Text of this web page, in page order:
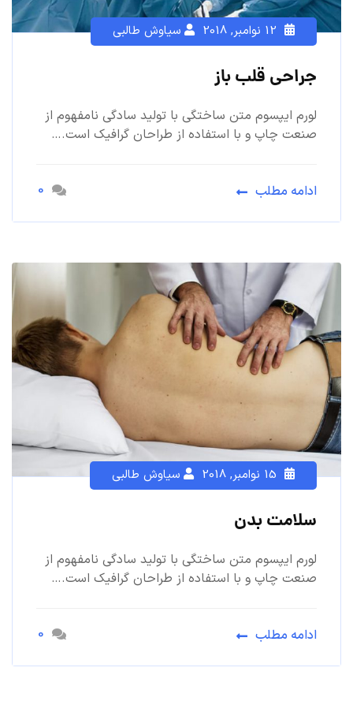
سیاوش طالبی
جراحی قلب باز
لورم ایپسوم متن ساختگی با تولید سادگی نامفهوم از
صنعت چاپ و با استفاده از طراحان گرافیک است.…
ادامه مطلب 0
سیاوش طالبی
سلامت بدن
لورم ایپسوم متن ساختگی با تولید سادگی نامفهوم از
صنعت چاپ و با استفاده از طراحان گرافیک است.…
ادامه مطلب 0